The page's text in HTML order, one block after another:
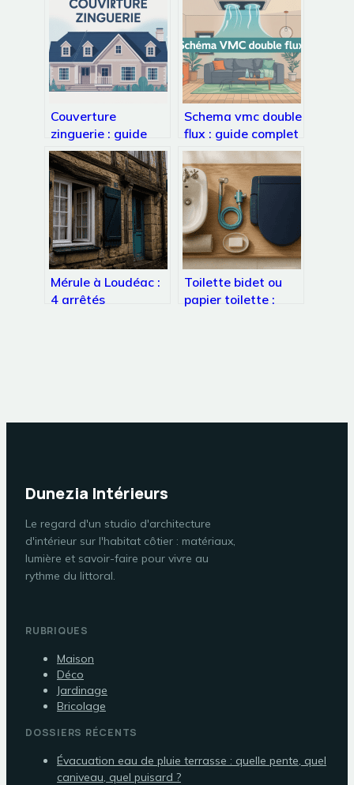
Couverture
zinguerie : guide
complet pour un toit
durable et bien
protégé
Schema vmc double
flux : guide complet
et plan de câblage
expliqué
Mérule à Loudéac :
4 arrêtés
Toilette bidet ou
papier toilette :
Dunezia Intérieurs
Le regard d'un studio d'architecture
d'intérieur sur l'habitat côtier : matériaux,
lumière et savoir-faire pour vivre au
rythme du littoral.
RUBRIQUES
Maison
Déco
Jardinage
Bricolage
DOSSIERS RÉCENTS
Évacuation eau de pluie terrasse : quelle pente, quel
caniveau, quel puisard ?